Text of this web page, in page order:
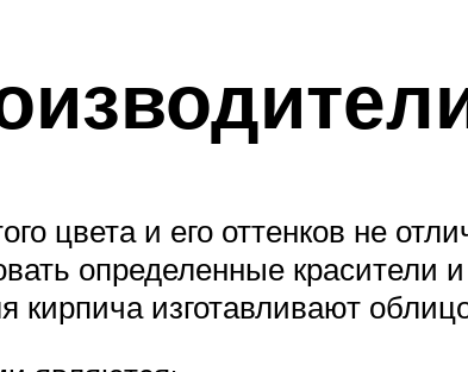
цвета и его оттенков не
определенные красители
кирпича изготавливают